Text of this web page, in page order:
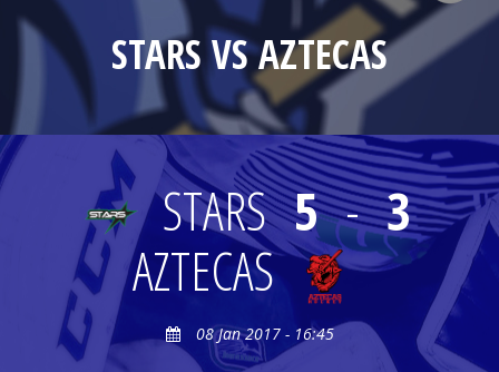
STARS VS AZTECAS
STARS 5 - 3
AZTECAS
08 Jan 2017 - 16:45